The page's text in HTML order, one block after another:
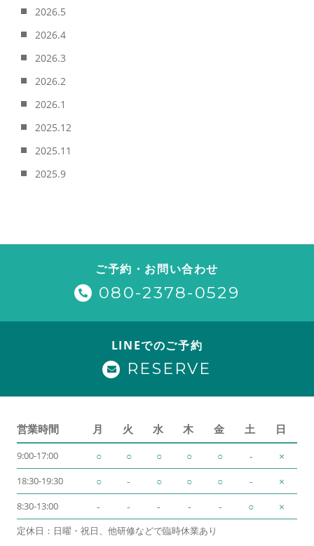
2026.5
2026.4
2026.3
2026.2
2026.1
2025.12
2025.11
2025.9
ご予約・お問い合わせ
080-2378-0529
LINEでのご予約
RESERVE
営業時間 月 火 水 木 金 土 日
9:00-17:00 ○ ○ ○ ○ ○ - ×
18:30-19:30 ○ - ○ ○ ○ - ×
8:30-13:00 - - - - - ○ ×
定休日：日曜・祝日、他研修などで臨時休業あり